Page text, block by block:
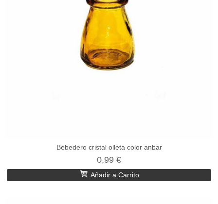
Bebedero cristal olleta color anbar
0,99 €
Añadir a Carrito